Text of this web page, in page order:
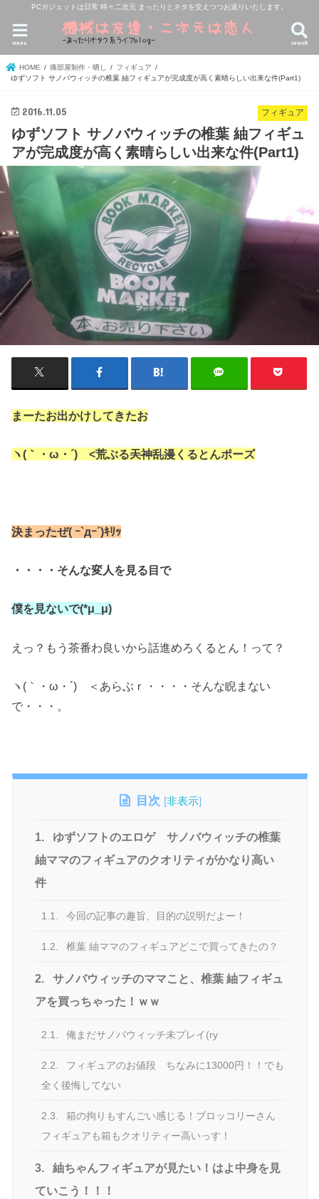
PCガジェットは日常 時々二次元 まったりとネタを交えつつお送りいたします。
search
menu
HOME 痛部屋制作・晒し
フィギュア
ゆずソフト サノバウィッチの椎葉 紬フィギュアが完成度が高く素晴らしい出来な件(Part1)
フィギュア
2016.11.05
ゆずソフト サノバウィッチの椎葉 紬フィギュ
アが完成度が高く素晴らしい出来な件(Part1)
まーたお出かけしてきたお
ヽ(｀・ω・´)ゝ<荒ぶる天神乱漫くるとんポーズ
決まったぜ( ｰ`дｰ´)ｷﾘｯ
・・・・そんな変人を見る目で
僕を見ないで(*μ_μ)
えっ？もう茶番わ良いから話進めろくるとん！って？
ヽ(｀・ω・´)ゝ＜あらぶｒ・・・・そんな睨まない
で・・・。
目次 [非表示]
1.
ゆずソフトのエロゲ サノバウィッチの椎葉
紬ママのフィギュアのクオリティがかなり高い
件
1.1. 今回の記事の趣旨、目的の説明だよー！
1.2. 椎葉 紬ママのフィギュアどこで買ってきたの？
2.
サノバウィッチのママこと、椎葉 紬フィギュ
アを買っちゃった！ｗｗ
2.1. 俺まだサノバウィッチ未プレイ(ry
2.2.
フィギュアのお値段 ちなみに13000円！！でも
全く後悔してない
2.3.
箱の拘りもすんごい感じる！ブロッコリーさん
フィギュアも箱もクオリティー高いっす！
3.
紬ちゃんフィギュアが見たい！はよ中身を見
ていこう！！！